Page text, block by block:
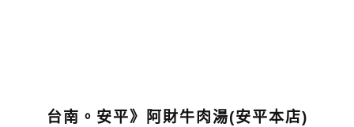
台南。安平》阿財牛肉湯(安平本店)